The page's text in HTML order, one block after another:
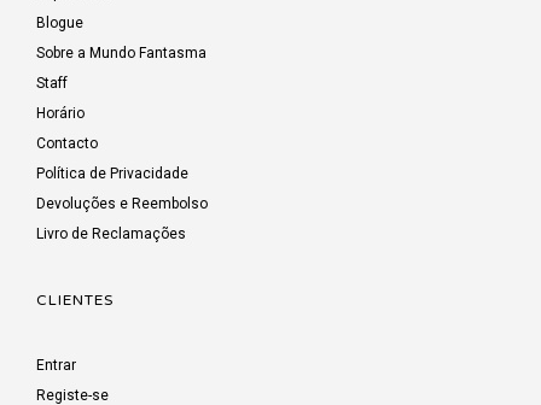
Blogue
Sobre a Mundo Fantasma
Staff
Horário
Contacto
Política de Privacidade
Devoluções e Reembolso
Livro de Reclamações
CLIENTES
Entrar
Registe-se